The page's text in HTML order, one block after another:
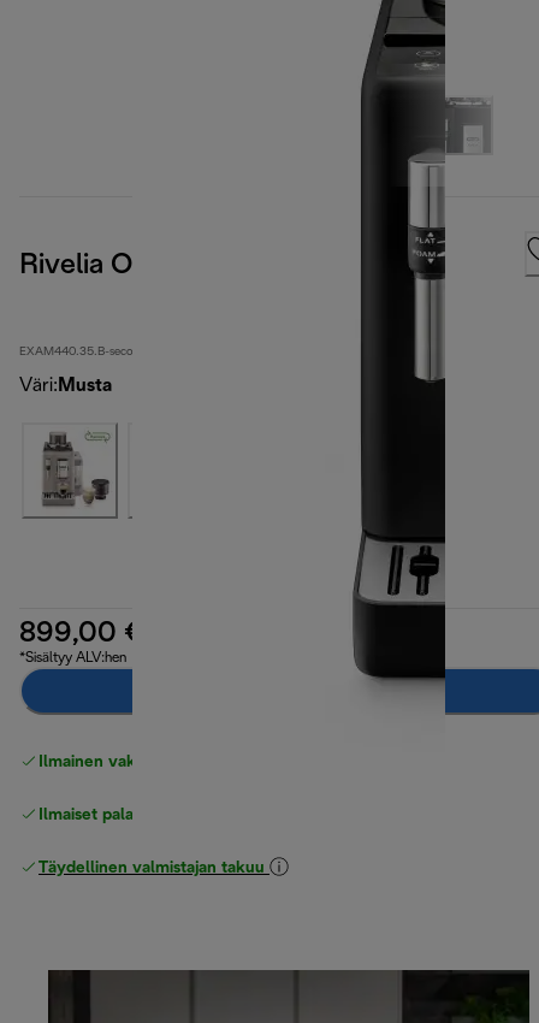
Rivelia Onyx Black
EXAM440.35.B-second
Väri: Musta
899,00 €
*Sisältyy ALV:hen
Ilmainen vakiotoimitus
Ilmaiset palautukset
Täydellinen valmistajan takuu